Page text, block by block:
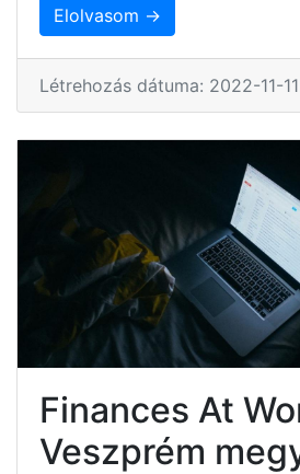
Elolvasom →
Létrehozás dátuma: 2022-11-11
Finances At
Veszprém